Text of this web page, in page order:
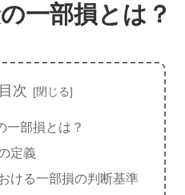
一部損とは？
目次
一部損とは？
定義
ける一部損の判断基準